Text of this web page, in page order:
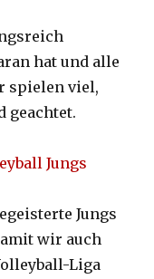
hat und alle
spielen viel,
geachtet.
Jungs
wir auch
Liga